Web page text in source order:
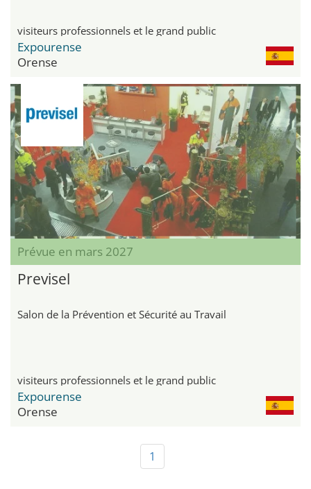
visiteurs professionnels et le grand public
Expourense
Orense
Prévue en mars 2027
Previsel
Salon de la Prévention et Sécurité au Travail
visiteurs professionnels et le grand public
Expourense
Orense
1